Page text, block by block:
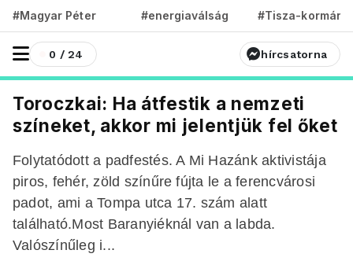
#Magyar Péter #energiaválság #Tisza-kormány
0 / 24 hírcsatorna
Toroczkai: Ha átfestik a nemzeti
színeket, akkor mi jelentjük fel őket
Folytatódott a padfestés. A Mi Hazánk aktivistája
piros, fehér, zöld színűre fújta le a ferencvárosi
padot, ami a Tompa utca 17. szám alatt
található.Most Baranyiéknál van a labda.
Valószínűleg i...